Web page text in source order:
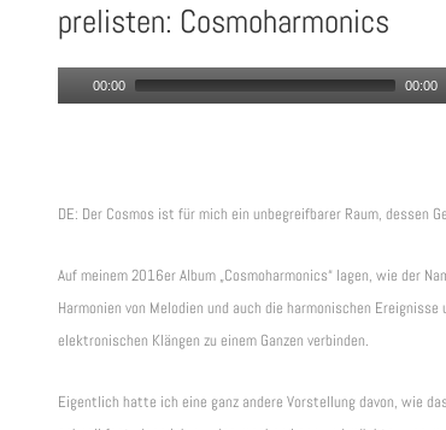
prelisten: Cosmoharmonics
Audio00:00 00:00
DE: Der Cosmos ist für mich ein unbegreifbarer Raum, dessen
Auf meinem 2016er Album „Cosmoharmonics“ lagen, wie der
Harmonien von Melodien und auch die harmonischen
elektronischen Klängen zu einem Ganzen verbinden.
Eigentlich hatte ich eine ganz andere Vorstellung davon, wie